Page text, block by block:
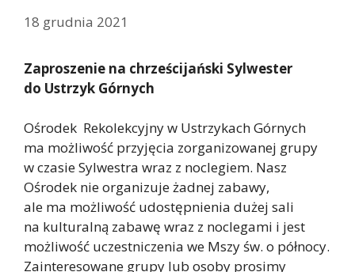
18 grudnia 2021
Zaproszenie na chrześcijański Sylwester
do Ustrzyk Górnych
Ośrodek Rekolekcyjny w Ustrzykach Górnych
ma możliwość przyjęcia zorganizowanej grupy
w czasie Sylwestra wraz z noclegiem. Nasz
Ośrodek nie organizuje żadnej zabawy,
ale ma możliwość udostępnienia dużej sali
na kulturalną zabawę wraz z noclegami i jest
możliwość uczestniczenia we Mszy św. o północy.
Zainteresowane grupy lub osoby prosimy